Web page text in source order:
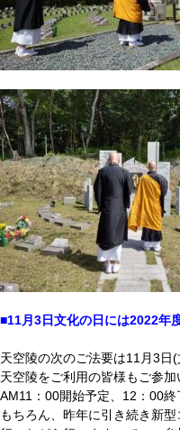
■11月3日文化の日には2022年
天空陵の次のご法要は11月3日(
天空陵をご利用の皆様もご参加
AM11：00開始予定、12：00終
もちろん、昨年に引き続き新